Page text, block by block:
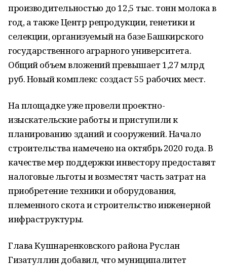
производительностью до 12,5 тыс. тонн молока в
год, а также Центр репродукции, генетики и
селекции, организуемый на базе Башкирского
государственного аграрного университета.
Общий объем вложений превышает 1,27 млрд
руб. Новый комплекс создаст 55 рабочих мест.
На площадке уже провели проектно-
изыскательские работы и приступили к
планированию зданий и сооружений. Начало
строительства намечено на октябрь 2020 года. В
качестве мер поддержки инвестору предоставят
налоговые льготы и возместят часть затрат на
приобретение техники и оборудования,
племенного скота и строительство инженерной
инфраструктуры.
Глава Кушнаренковского района Руслан
Гизатуллин добавил, что муниципалитет